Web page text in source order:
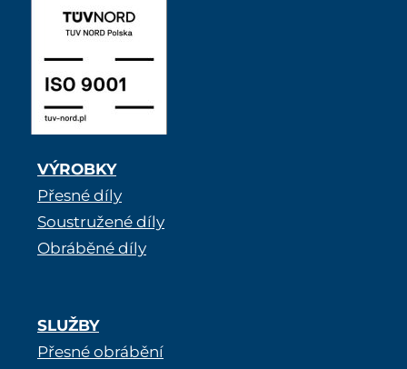
VÝROBKY
Přesné díly
Soustružené díly
Obráběné díly
SLUŽBY
Přesné obrábění